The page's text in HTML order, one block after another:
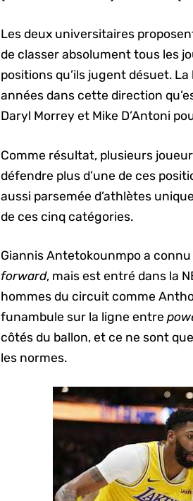
Les deux universitaires
de classer absolument tous les
positions qu’ils jugent désuet.
années dans cette direction
Daryl Morrey et Mike D’Antoni
Comme résultat, plusieurs
défendre plus d’une de ces
aussi parsemée d’athlètes
de ces cinq catégories.
Giannis Antetokounmpo a
forward, mais est entré dans la
hommes du circuit comme
funambule sur la ligne entre
côtés du ballon, et ce ne sont
les normes.